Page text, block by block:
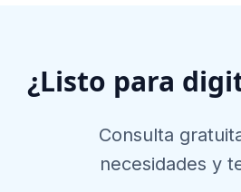
¿Listo para
Consulta
necesidades y